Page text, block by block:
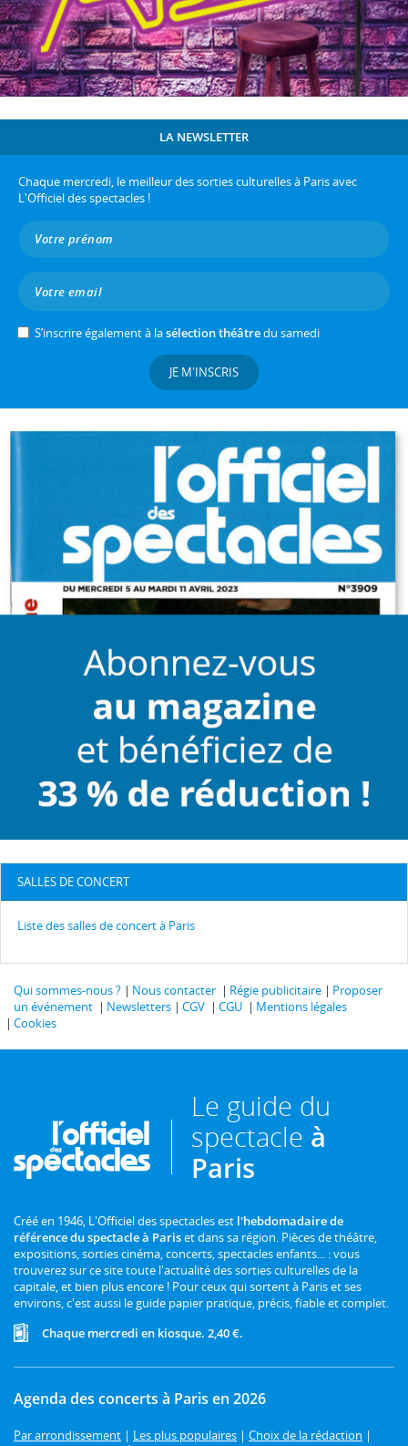
LA NEWSLETTER
Chaque mercredi, le meilleur des sorties culturelles à Paris avec
L'Officiel des spectacles !
S’inscrire également à lasélection théâtredu samedi
JE M'INSCRIS
SALLES DE CONCERT
Liste des salles de concert à Paris
Qui sommes-nous ? Nous contacter Régie publicitaire
Proposer
un événement
Newsletters CGV CGU
Mentions légales
Cookies
Le guide du
spectacle à
Paris
Créé en 1946, L'Officiel des spectacles est l'hebdomadaire de
référence du spectacle à Pariset dans sa région. Pièces de théâtre,
expositions, sorties cinéma, concerts, spectacles enfants... : vous
trouverez sur ce site toute l'actualité des sorties culturelles de la
capitale, et bien plus encore ! Pour ceux qui sortent à Paris et ses
environs, c'est aussi le guide papier pratique, précis, fiable et complet.
Chaque mercredi en kiosque. 2,40 €.
Agenda des concerts à Paris en 2026
Par arrondissement | Les plus populaires | Choix de la rédaction |